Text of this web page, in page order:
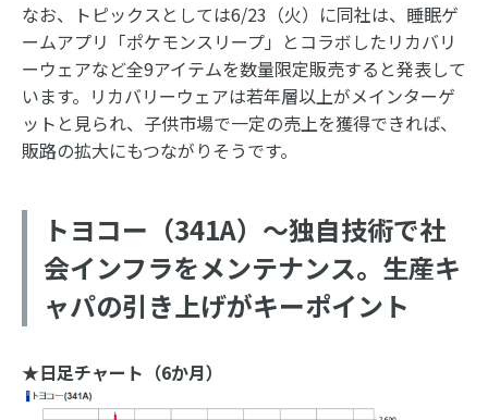
なお、トピックスとしては6/23（火）に同社は、睡眠ゲ
ームアプリ「ポケモンスリープ」とコラボしたリカバリ
ーウェアなど全9アイテムを数量限定販売すると発表して
います。リカバリーウェアは若年層以上がメインターゲ
ットと見られ、子供市場で一定の売上を獲得できれば、
販路の拡大にもつながりそうです。
トヨコー（341A）～独自技術で社
会インフラをメンテナンス。生産キ
ャパの引き上げがキーポイント
★日足チャート（6か月）